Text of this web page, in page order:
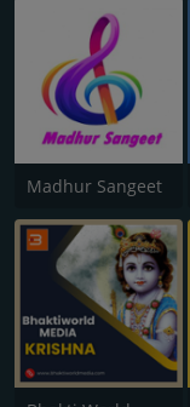
Madhur Sangeet